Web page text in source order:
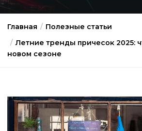
Главная
Полезные статьи
Летние тренды причесок 2025:
новом сезоне